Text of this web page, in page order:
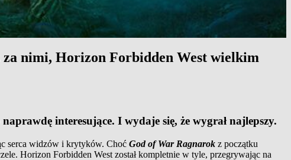
nimi, Horizon Forbidden West wielkim
interesujące. I wydaje się, że wygrał najlepszy.
serca widzów i krytyków. Choć God of War Ragnarok z początku
Horizon Forbidden West został kompletnie w tyle, przegrywając na